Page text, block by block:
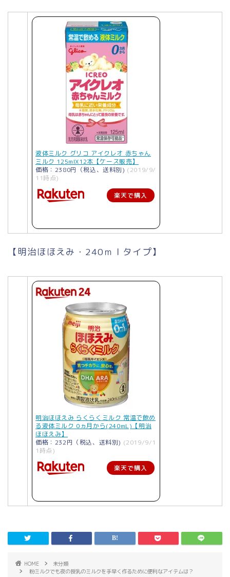
液体ミルク グリコ アイクレオ 赤ちゃん
ミルク 125mlX12本【ケース販売】
価格：2380円（税込、送料別) (2019/9/
11時点)
楽天で購入
【明治ほほえみ・240ｍｌタイプ】
明治ほほえみ らくらくミルク 常温で飲め
る液体ミルク 0ヵ月から(240mL)【明治
ほほえみ】
価格：232円（税込、送料別) (2019/9/1
1時点)
楽天で購入
HOME
未分類
粉ミルクでも夜の授乳のミルクを手早く作るために便利なアイテムは？